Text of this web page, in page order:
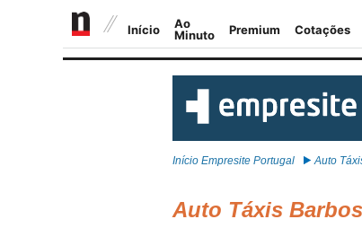
Início Empresite Portugal Auto
Auto Táxis